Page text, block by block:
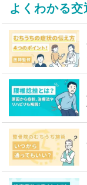
よくわかる